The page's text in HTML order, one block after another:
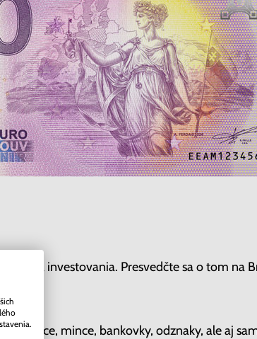
forma investovania. Presvedčte sa o tom na
mince, bankovky, odznaky, ale aj